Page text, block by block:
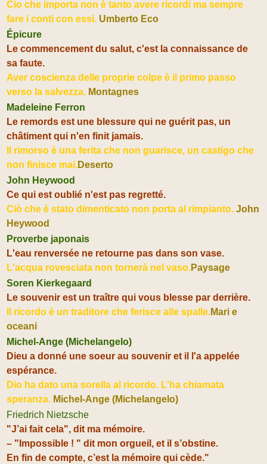
Cio che importa non è tanto avere ricordi ma sempre
fare i conti con essi. Umberto Eco
Épicure
Le commencement du salut, c'est la connaissance de
sa faute.
Aver coscienza delle proprie colpe è il primo passo
verso la salvezza. Montagnes
Madeleine Ferron
Le remords est une blessure qui ne guérit pas, un
châtiment qui n'en finit jamais.
Il rimorso è una ferita che non guarisce, un castigo che
non finisce mai.Deserto
John Heywood
Ce qui est oublié n'est pas regretté.
Ciò che è stato dimenticato non porta al rimpianto. John
Heywood
Proverbe japonais
L'eau renversée ne retourne pas dans son vase.
L'acqua rovesciata non tornerà nel vaso.Paysage
Soren Kierkegaard
Le souvenir est un traître qui vous blesse par derrière.
Il ricordo è un traditore che ferisce alle spalle.Mari e
oceani
Michel-Ange (Michelangelo)
Dieu a donné une soeur au souvenir et il l'a appelée
espérance.
Dio ha dato una sorella al ricordo. L'ha chiamata
speranza. Michel-Ange (Michelangelo)
Friedrich Nietzsche
"J’ai fait cela", dit ma mémoire.
– "Impossible ! " dit mon orgueil, et il s’obstine.
En fin de compte, c’est la mémoire qui cède."